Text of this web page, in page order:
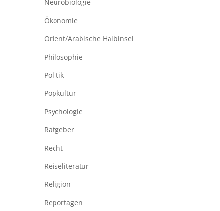
Neurobiologie
Ökonomie
Orient/Arabische Halbinsel
Philosophie
Politik
Popkultur
Psychologie
Ratgeber
Recht
Reiseliteratur
Religion
Reportagen